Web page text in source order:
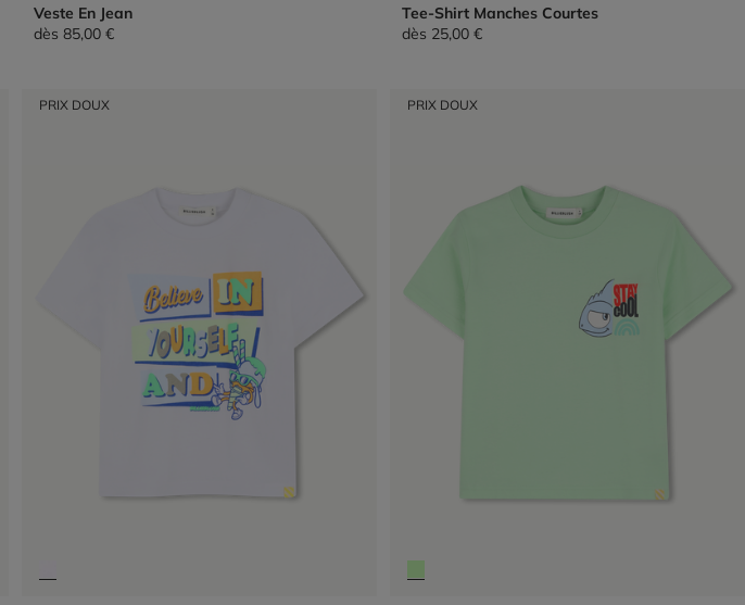
Veste En Jean
dès 85,00 €
Tee-Shirt Manches Courtes
dès 25,00 €
PRIX DOUX PRIX DOUX